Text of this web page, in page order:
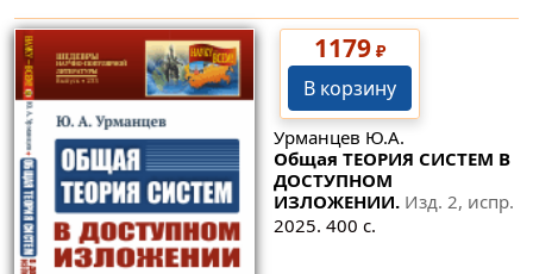
1179₽
В корзину
Урманцев Ю.А.
Общая ТЕОРИЯ СИСТЕМ В
ДОСТУПНОМ
ИЗЛОЖЕНИИ. Изд. 2, испр.
2025. 400 с.